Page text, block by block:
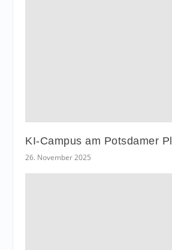
KI-Campus am Potsdamer
26. November 2025